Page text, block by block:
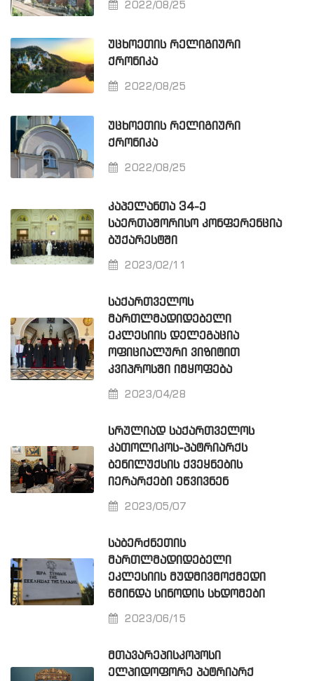
2022/08/25
ᲣᲪᲮᲝᲔᲗᲘᲡ ᲠᲔᲚᲘᲒᲘᲣᲠᲘ
ᲥᲠᲝᲜᲘᲙᲐ
2022/08/25
ᲣᲪᲮᲝᲔᲗᲘᲡ ᲠᲔᲚᲘᲒᲘᲣᲠᲘ
ᲥᲠᲝᲜᲘᲙᲐ
2022/08/25
ᲙᲐᲞᲔᲚᲐᲜᲗᲐ 34-Ე
ᲡᲐᲔᲠᲗᲐᲨᲝᲠᲘᲡᲝ ᲙᲝᲜᲤᲔᲠᲔᲜᲪᲘᲐ
ᲑᲣᲥᲐᲠᲔᲡᲢᲨᲘ
2023/02/11
ᲡᲐᲥᲐᲠᲗᲕᲔᲚᲝᲡ
ᲛᲐᲠᲗᲚᲛᲐᲓᲘᲓᲔᲑᲔᲚᲘ
ᲔᲙᲚᲔᲡᲘᲘᲡ ᲓᲔᲚᲔᲒᲐᲪᲘᲐ
ᲝᲤᲘᲪᲘᲐᲚᲣᲠᲘ ᲕᲘᲖᲘᲢᲘᲗ
ᲙᲕᲘᲞᲠᲝᲡᲨᲘ ᲘᲛᲧᲝᲤᲔᲑᲐ
2023/04/28
ᲡᲠᲣᲚᲘᲐᲓ ᲡᲐᲥᲐᲠᲗᲕᲔᲚᲝᲡ
ᲙᲐᲗᲝᲚᲘᲙᲝᲡ-ᲞᲐᲢᲠᲘᲐᲠᲥᲡ
ᲑᲔᲜᲘᲚᲣᲥᲡᲘᲡ ᲥᲕᲔᲧᲜᲔᲑᲘᲡ
ᲘᲔᲠᲐᲠᲥᲔᲑᲘ ᲔᲬᲕᲘᲕᲜᲔᲜ
2023/05/07
ᲡᲐᲑᲔᲠᲫᲜᲔᲗᲘᲡ
ᲛᲐᲠᲗᲚᲛᲐᲓᲘᲓᲔᲑᲔᲚᲘ
ᲔᲙᲚᲔᲡᲘᲘᲡ ᲛᲣᲓᲛᲘᲕᲛᲝᲥᲛᲔᲓᲘ
ᲬᲛᲘᲜᲓᲐ ᲡᲘᲜᲝᲓᲘᲡ ᲡᲮᲓᲝᲛᲔᲑᲘ
2023/06/15
ᲛᲗᲐᲕᲐᲠᲔᲞᲘᲡᲙᲝᲞᲝᲡᲘ
ᲔᲚᲞᲘᲓᲝᲤᲝᲠᲔ ᲞᲐᲢᲠᲘᲐᲠᲥ